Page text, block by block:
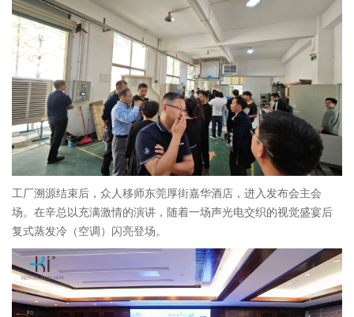
工厂溯源结束后，众人移师东莞厚街嘉华酒店，进入发布会主会
场。在辛总以充满激情的演讲，随着一场声光电交织的视觉盛宴后
复式蒸发冷（空调）闪亮登场。